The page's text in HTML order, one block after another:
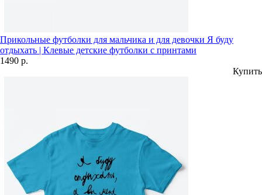
Прикольные футболки для мальчика и для девочки Я буду
отдыхать | Клевые детские футболки с принтами
1490 р.
Купить